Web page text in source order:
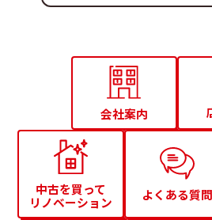
会社案内
中古を買って
リノベーション
よくある質問